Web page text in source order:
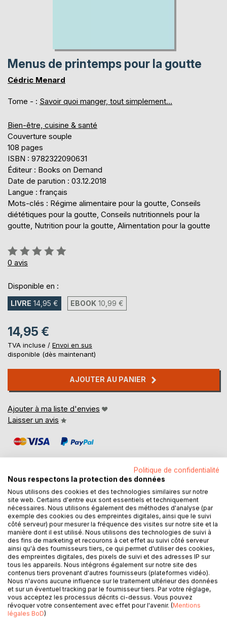
Menus de printemps pour la goutte
Cédric Menard
Tome - : Savoir quoi manger, tout simplement...
Bien-être, cuisine & santé
Couverture souple
108 pages
ISBN : 9782322090631
Éditeur : Books on Demand
Date de parution : 03.12.2018
Langue : français
Mots-clés : Régime alimentaire pour la goutte, Conseils
diététiques pour la goutte, Conseils nutritionnels pour la
goutte, Nutrition pour la goutte, Alimentation pour la goutte
Évaluation:
0%
0 avis
Disponible en :
LIVRE 14,95 € EBOOK 10,99 €
14,95 €
TVA incluse / Envoi en sus
disponible (dès maintenant)
AJOUTER AU PANIER
Ajouter à ma liste d'envies
Laisser un avis
DESCRIPTION
Cet ouvrage est dédié à toutes les personnes souffrant de
la goutte et il offre aux détenteurs des ouvrages du même
auteur : « Quelle alimentation pour la goutte ? » et «
Recettes et menus pour la goutte » un ouvrage
parfaitement complémentaire.
L'auteur vous propose trois mois de menus
spécifiquement adaptés à votre goutte, tous très simples à
mettre en pratique grâce à des plats, des légumes et des
Politique de confidentialité
Nous respectons la protection des données
Nous utilisons des cookies et des technologies similaires sur notre
site web. Certains d'entre eux sont essentiels et techniquement
nécessaires. Nous utilisons également des méthodes d'analyse (par
exemple des cookies ou des empreintes digitales, ainsi que le suivi
côté serveur) pour mesurer la fréquence des visites sur notre site et la
manière dont il est utilisé. Nous utilisons des technologies de suivi à
des fins de marketing et recourons à cet effet au suivi côté serveur
ainsi qu'à des fournisseurs tiers, ce qui permet d'utiliser des cookies,
des empreintes digitales, des pixels de suivi et des adresses IP sur
tous les appareils. Nous intégrons également sur notre site des
contenus tiers provenant d'autres fournisseurs (plateformes vidéo).
Nous n'avons aucune influence sur le traitement ultérieur des données
et sur un éventuel tracking par le fournisseur tiers. Par votre réglage,
vous acceptez les processus décrits ci-dessus. Vous pouvez
révoquer votre consentement avec effet pour l'avenir. (Mentions
légales BoD)